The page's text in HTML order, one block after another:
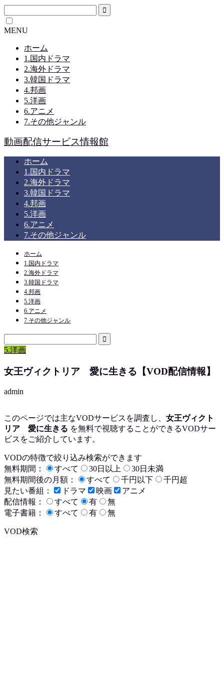
MENU
ホーム
1.国内ドラマ
2.海外ドラマ
3.韓国ドラマ
4.邦画
5.洋画
6.アニメ
7.その他ジャンル
動画配信サービス情報館
ホーム
1.国内ドラマ
2.海外ドラマ
3.韓国ドラマ
4.邦画
5.洋画
6.アニメ
7.その他ジャンル
ホーム
1.国内ドラマ
2.海外ドラマ
3.韓国ドラマ
4.邦画
5.洋画
6.アニメ
7.その他ジャンル
5.洋画
女王ヴィクトリア 愛に生きる【VOD配信情報】
admin
このページでは主なVODサービスを調査し、 女王ヴィクト
リア 愛に生きる を無料で視聴することができるVODサー
ビスをご紹介しています。
VODの特徴で絞り込み検索ができます
無料期間：
すべて 30日以上
30日未満
無料期間後の月額：
すべて 千円以下
千円超
見たい番組：
ドラマ 映画
アニメ
配信情報：
すべて 有
無
電子書籍：
すべて 有 無
VOD検索